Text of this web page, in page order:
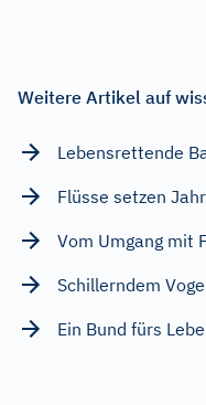
Weitere Artikel auf
Lebensrettende
Flüsse setzen
Vom Umgang mit
Schillerndem
Ein Bund fürs